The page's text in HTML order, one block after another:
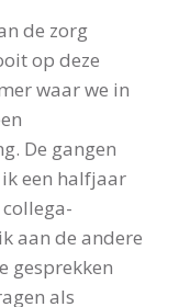
de zorg
op deze
waar we in
De gangen
een halfjaar
aan de andere
gesprekken
als